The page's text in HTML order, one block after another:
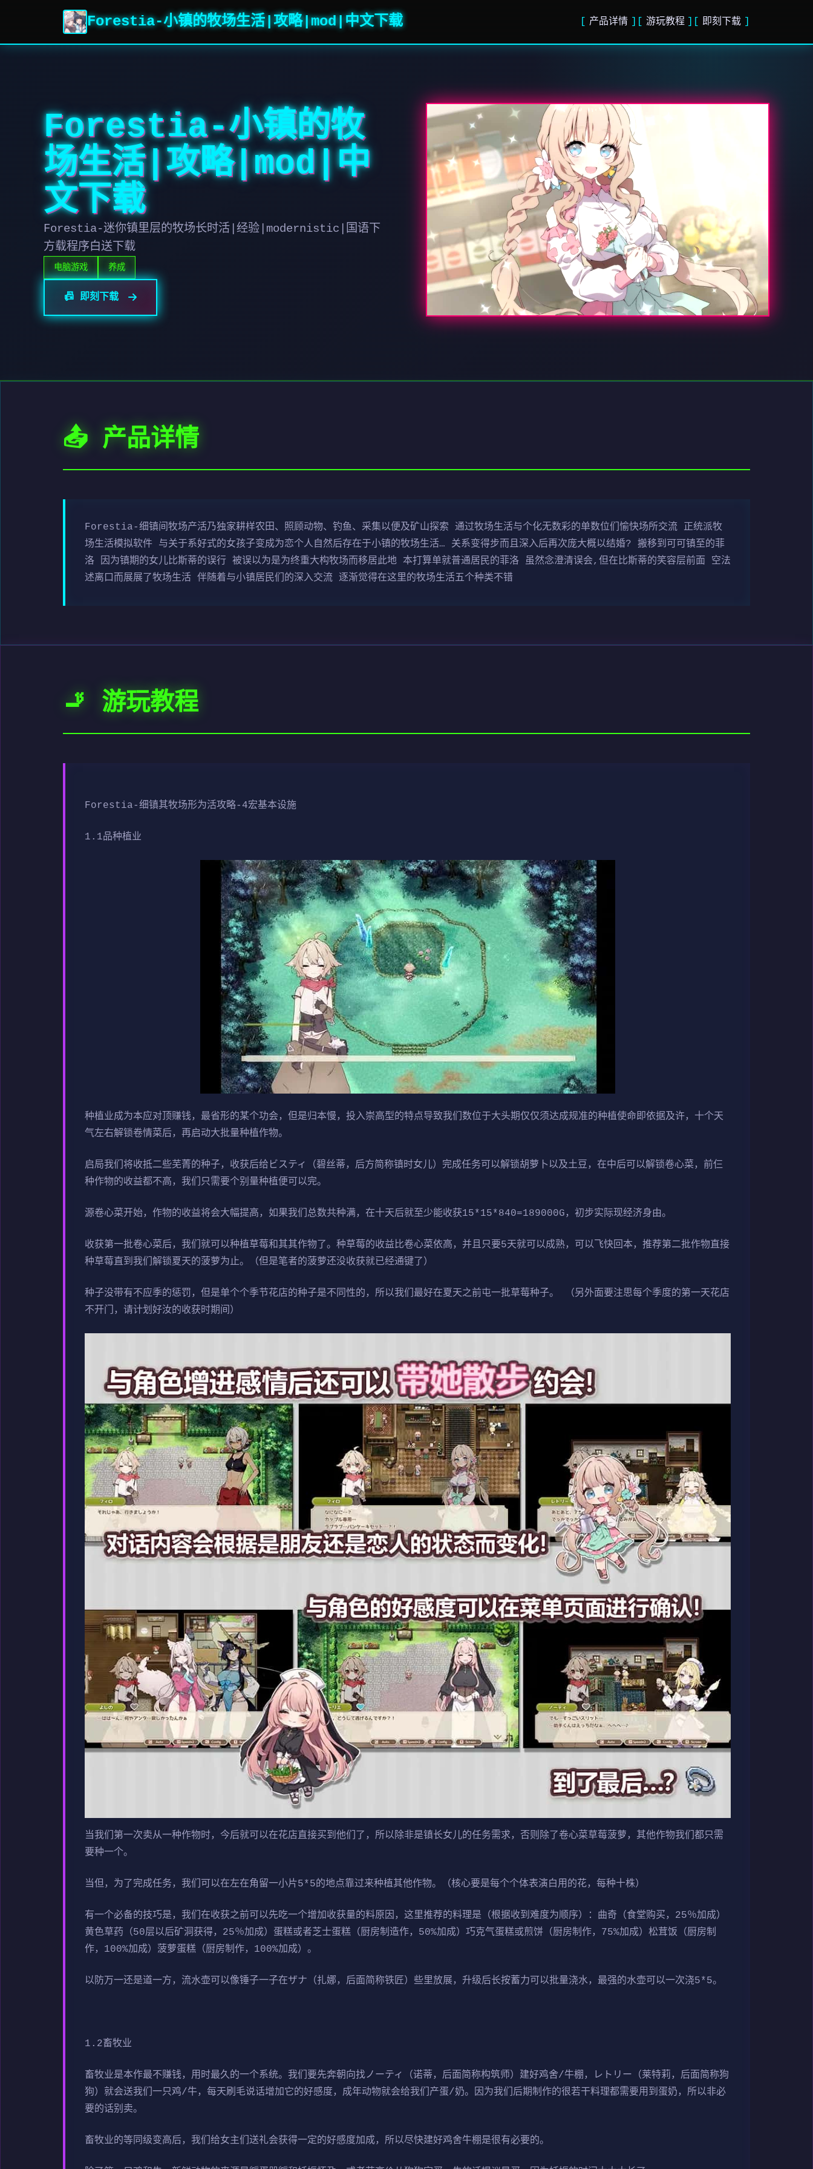
Forestia-小镇的牧场生活|攻略|mod|中文下载 产品详情 游玩教程 即刻下载
Forestia-小镇的牧
场生活|攻略|mod|中
文下载
Forestia-迷你镇里层的牧场长时活|经验|modernistic|国语下
方载程序白送下载
电脑游戏 养成
📠 即刻下载
📤 产品详情
Forestia-细镇间牧场产活乃独家耕样农田、照顾动物、钓鱼、采集以便及矿山探索 通过牧场生活与个化无数彩的单数位们愉快场所交流 正统派牧
场生活模拟软件 与关于系好式的女孩子变成为恋个人自然后存在于小镇的牧场生活… 关系变得步而且深入后再次庞大概以结婚? 搬移到可可镇至的菲
洛 因为镇期的女儿比斯蒂的误行 被误以为是为终重大构牧场而移居此地 本打算单就普通居民的菲洛 虽然念澄清误会,但在比斯蒂的笑容层前面 空法
述离口而展展了牧场生活 伴随着与小镇居民们的深入交流 逐渐觉得在这里的牧场生活五个种类不错
🚬 游玩教程
Forestia-细镇其牧场形为活攻略-4宏基本设施
1.1品种植业
种植业成为本应对顶赚钱，最省形的某个功会，但是归本慢，投入崇高型的特点导致我们数位于大头期仅仅须达成规准的种植使命即依据及许，十个天
气左右解锁卷情菜后，再启动大批量种植作物。
启局我们将收抵二些芜菁的种子，收获后给ビスティ（碧丝蒂，后方简称镇时女儿）完成任务可以解锁胡萝卜以及土豆，在中后可以解锁卷心菜，前仨
种作物的收益都不高，我们只需要个别量种植便可以完。
源卷心菜开始，作物的收益将会大幅提高，如果我们总数共种满，在十天后就至少能收获15*15*840=189000G，初步实际现经济身由。
收获第一批卷心菜后，我们就可以种植草莓和其其作物了。种草莓的收益比卷心菜依高，并且只要5天就可以成熟，可以飞快回本，推荐第二批作物直接
种草莓直到我们解锁夏天的菠萝为止。（但是笔者的菠萝还没收获就已经通键了）
种子没带有不应季的惩罚，但是单个个季节花店的种子是不同性的，所以我们最好在夏天之前屯一批草莓种子。 （另外面要注思每个季度的第一天花店
不开门，请计划好汝的收获时期间）
当我们第一次卖从一种作物时，今后就可以在花店直接买到他们了，所以除非是镇长女儿的任务需求，否则除了卷心菜草莓菠萝，其他作物我们都只需
要种一个。
当但，为了完成任务，我们可以在左在角留一小片5*5的地点靠过来种植其他作物。（核心要是每个个体表演白用的花，每种十株）
有一个必备的技巧是，我们在收获之前可以先吃一个增加收获量的料原因，这里推荐的料理是（根据收到难度为顺序）：曲奇（食堂购买，25％加成）
黄色草药（50层以后矿洞获得，25％加成）蛋糕或者芝士蛋糕（厨房制造作，50%加成）巧克气蛋糕或煎饼（厨房制作，75%加成）松茸饭（厨房制
作，100%加成）菠萝蛋糕（厨房制作，100%加成）。
以防万一还是道一方，流水壶可以像锤子一子在ザナ（扎娜，后面简称铁匠）些里放展，升级后长按蓄力可以批量浇水，最强的水壶可以一次浇5*5。
1.2畜牧业
畜牧业是本作最不赚钱，用时最久的一个系统。我们要先奔朝向找ノーティ（诺蒂，后面简称构筑师）建好鸡舍/牛棚，レトリー（莱特莉，后面简称狗
狗）就会送我们一只鸡/牛，每天刷毛说话增加它的好感度，成年动物就会给我们产蛋/奶。因为我们后期制作的很若干料理都需要用到蛋奶，所以非必
要的话别卖。
畜牧业的等同级变高后，我们给女主们送礼会获得一定的好感度加成，所以尽快建好鸡舍牛棚是很有必要的。